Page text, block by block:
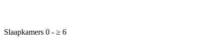
Slaapkamers 0 - ≥ 6